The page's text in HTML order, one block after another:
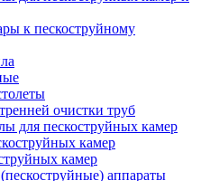
к пескоструйному
очистки труб
для пескоструйных камер
камер
камер
аппараты